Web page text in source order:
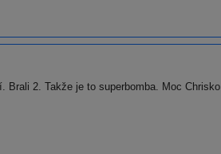
Brali 2. Takže je to superbomba. Moc Chrisko